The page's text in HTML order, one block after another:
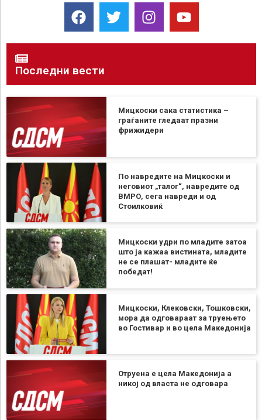
Последни вести
Мицкоски сака статистика –
граѓаните гледаат празни
фрижидери
По навредите на Мицкоски и
неговиот „талог“, навредите од
ВМРО, сега навреди и од
Стоилковиќ
Мицкоски удри по младите затоа
што ја кажаа вистината, младите
не се плашат- младите ќе
победат!
Мицкоски, Клековски, Тошковски,
мора да одговараат за труењето
во Гостивар и во цела Македонија
Отруена е цела Македонија а
никој од власта не одговара